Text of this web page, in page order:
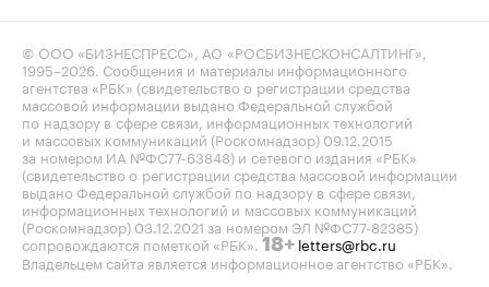
© ООО «БИЗНЕСПРЕСС», АО «РОСБИЗНЕСКОНСАЛТИНГ»,
1995–2026 . Сообщения и материалы информационного
агентства «РБК» (свидетельство о регистрации средства
массовой информации выдано Федеральной службой
по надзору в сфере связи, информационных технологий
и массовых коммуникаций (Роскомнадзор) 09.12.2015
за номером ИА №ФС77-63848) и сетевого издания «РБК»
(свидетельство о регистрации средства массовой информации
выдано Федеральной службой по надзору в сфере связи,
информационных технологий и массовых коммуникаций
(Роскомнадзор) 03.12.2021 за номером ЭЛ №ФС77-82385)
сопровождаются пометкой «РБК». 18+ letters@rbc.ru
Владельцем сайта является информационное агентство «РБК».